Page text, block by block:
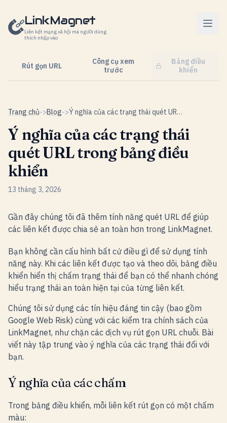
LinkMagnet
Liên kết mạng xã hội mà người dùng
thích nhấp vào
Rút gọn URL
Công cụ xem
trước
Bảng điều
khiển
Trang chủ->Blog-> Ý nghĩa của các trạng thái quét URL trong bảng điều khiển
Ý nghĩa của các trạng thái
quét URL trong bảng điều
khiển
13 tháng 3, 2026
Gần đây chúng tôi đã thêm tính năng quét URL để giúp
các liên kết được chia sẻ an toàn hơn trong LinkMagnet.
Bạn không cần cấu hình bất cứ điều gì để sử dụng tính
năng này. Khi các liên kết được tạo và theo dõi, bảng điều
khiển hiển thị chấm trạng thái để bạn có thể nhanh chóng
hiểu trạng thái an toàn hiện tại của từng liên kết.
Chúng tôi sử dụng các tín hiệu đáng tin cậy (bao gồm
Google Web Risk) cùng với các kiểm tra chính sách của
LinkMagnet, như chặn các dịch vụ rút gọn URL chuỗi. Bài
viết này tập trung vào ý nghĩa của các trạng thái đối với
bạn.
Ý nghĩa của các chấm
Trong bảng điều khiển, mỗi liên kết rút gọn có một chấm
màu: